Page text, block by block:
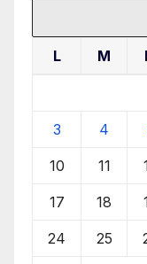
L M
3 4
10 11
17 18
24 25